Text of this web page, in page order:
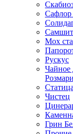
Сафлор
Самшит
Мох
Рускус
Чайное
Чистец
Грин